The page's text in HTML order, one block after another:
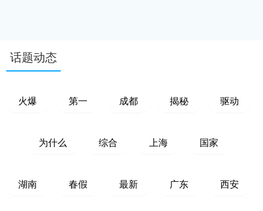
话题动态
火爆 第一 成都 揭秘 驱动
为什么 综合 上海 国家
湖南 春假 最新 广东 西安